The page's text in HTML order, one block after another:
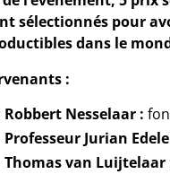
sélectionnés pour
dans le
:
Robbert Nesselaar :
Professeur Jurian
Thomas van Luijtelaar